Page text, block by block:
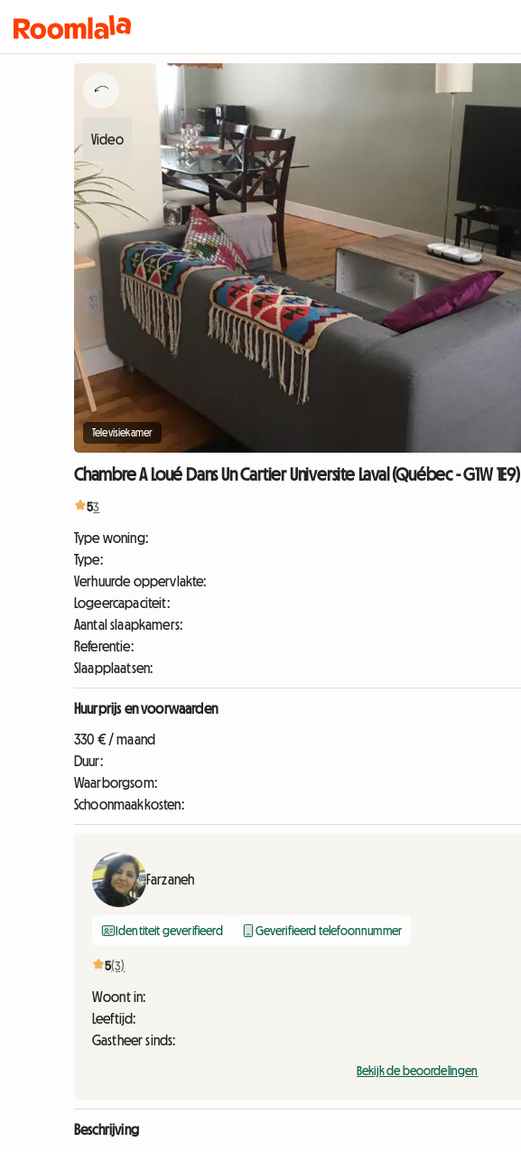
Televisiekamer
Chambre A Loué Dans Un Cartier Universite Laval (Québec - G1W 1E9)
53
Type woning:
Type:
Verhuurde oppervlakte:
Logeercapaciteit:
Aantal slaapkamers:
Referentie:
Slaapplaatsen:
Huurprijs en voorwaarden
330 € / maand
Duur:
Waarborgsom:
Schoonmaakkosten:
Farzaneh
Identiteit geverifieerd Geverifieerd telefoonnummer
5(3)
Woont in:
Leeftijd:
Gastheer sinds:
Bekijk de beoordelingen
Beschrijving